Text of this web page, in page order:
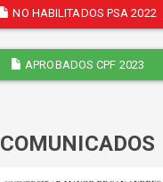
NO HABILITADOS PSA 2022
APROBADOS CPF 2023
COMUNICADOS